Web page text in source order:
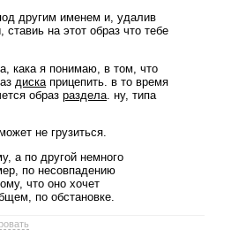
другим именем и, удалив
на этот образ что тебе
кака я понимаю, в том, что
диска прицепить. в то время
образ раздела . ну, типа
не грузиться.
а по другой немного
по несовпадению
что оно хочет
по обстановке.